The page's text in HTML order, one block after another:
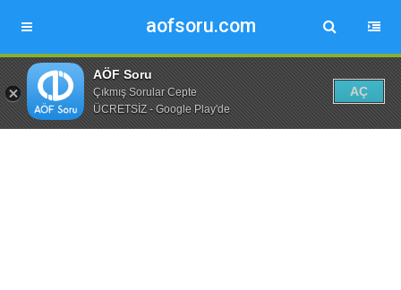
aofsoru.com
AÖF Soru
Çıkmış Sorular Cepte
ÜCRETSİZ - Google Play'de
AÇ